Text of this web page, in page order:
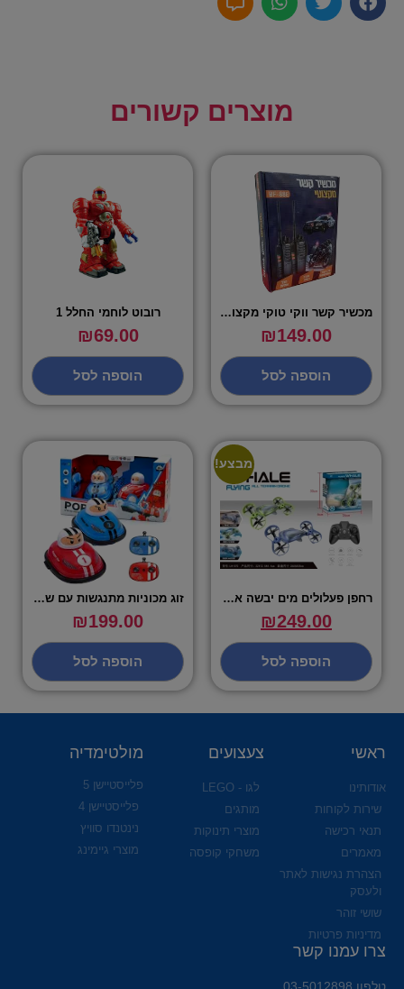
מוצרים קשורים
מכשיר קשר ווקי טוקי מקצועי – עד 5 ק"מ בשטח פתוח
₪149.00
הוספה לסל
רובוט לוחמי החלל 1
₪69.00
הוספה לסל
מבצע!
רחפן פעלולים מים יבשה אוויר – IPOP
₪249.00
הוספה לסל
זוג מכוניות מתנגשות עם שתי שלטים
₪199.00
הוספה לסל
ראשי
אודותינו
שירות לקוחות
תנאי רכישה
מאמרים
הצהרת נגישות לאתר
ולעסק
שושי זוהר
מדיניות פרטיות
צעצועים
לגו - LEGO
מותגים
מוצרי תינוקות
משחקי קופסה
מולטימדיה
פלייסטיישן 5
פלייסטיישן 4
נינטנדו סוויץ
מוצרי גיימינג
צרו עמנו קשר